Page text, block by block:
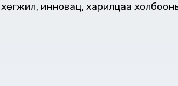
инновац, харилцаа